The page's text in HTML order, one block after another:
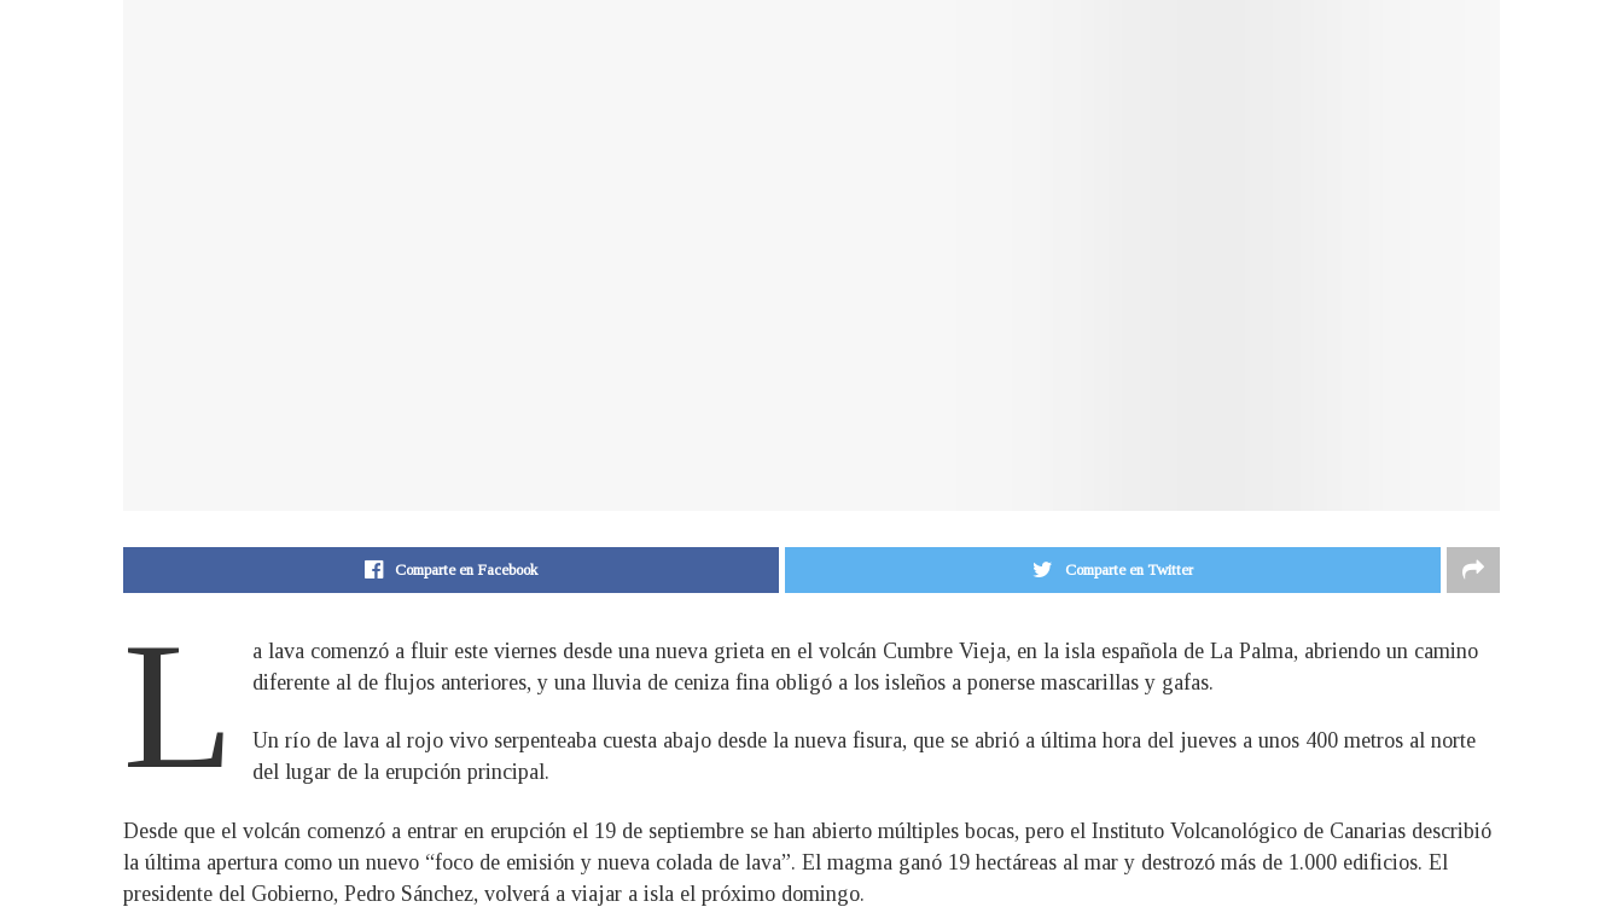
Comparte en Facebook Comparte en Twitter
L
a lava comenzó a fluir este viernes desde una nueva grieta en el volcán Cumbre Vieja, en la isla española de La Palma, abriendo un camino
diferente al de flujos anteriores, y una lluvia de ceniza fina obligó a los isleños a ponerse mascarillas y gafas.
Un río de lava al rojo vivo serpenteaba cuesta abajo desde la nueva fisura, que se abrió a última hora del jueves a unos 400 metros al norte
del lugar de la erupción principal.
Desde que el volcán comenzó a entrar en erupción el 19 de septiembre se han abierto múltiples bocas, pero el Instituto Volcanológico de Canarias describió
la última apertura como un nuevo “foco de emisión y nueva colada de lava”. El magma ganó 19 hectáreas al mar y destrozó más de 1.000 edificios. El
presidente del Gobierno, Pedro Sánchez, volverá a viajar a isla el próximo domingo.